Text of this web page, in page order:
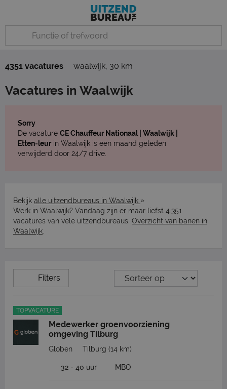
4351 vacatures waalwijk, 30 km
Vacatures in Waalwijk
Sorry
De vacature CE Chauffeur Nationaal | Waalwijk |
Etten-leurin Waalwijk is een maand geleden
verwijderd door 24/7 drive.
Bekijk alle uitzendbureaus in Waalwijk »
Werk in Waalwijk? Vandaag zijn er maar liefst 4.351
vacatures van vele uitzendbureaus. Overzicht van banen in
Waalwijk
Filters
TOPVACATURE
Medewerker groenvoorziening
omgeving Tilburg
Globen Tilburg (14 km)
32 - 40 uur MBO